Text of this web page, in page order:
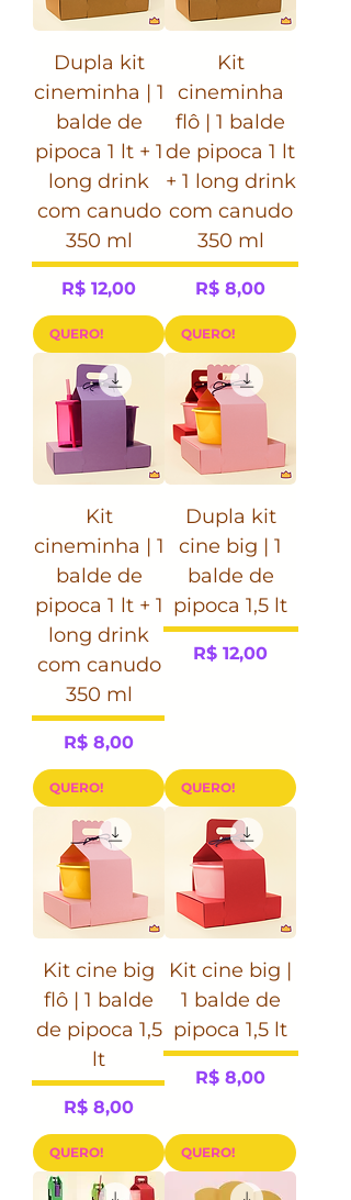
Dupla kit
cineminha | 1
balde de
pipoca 1 lt + 1
long drink
com canudo
350 ml
Preço
R$ 12,00
QUERO!
Kit
cineminha
flô | 1 balde
de pipoca 1 lt
+ 1 long drink
com canudo
350 ml
Preço
R$ 8,00
QUERO!
Kit
cineminha | 1
balde de
pipoca 1 lt + 1
long drink
com canudo
350 ml
Preço
R$ 8,00
QUERO!
Dupla kit
cine big | 1
balde de
pipoca 1,5 lt
Preço
R$ 12,00
QUERO!
Kit cine big
flô | 1 balde
de pipoca 1,5
lt
Preço
R$ 8,00
QUERO!
Kit cine big |
1 balde de
pipoca 1,5 lt
Preço
R$ 8,00
QUERO!